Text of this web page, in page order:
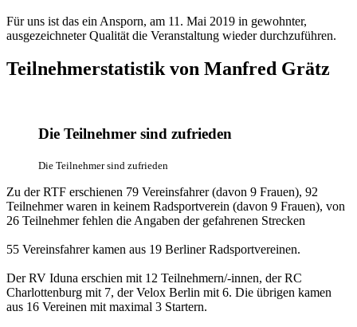
Für uns ist das ein Ansporn, am 11. Mai 2019 in gewohnter,
ausgezeichneter Qualität die Veranstaltung wieder durchzuführen.
Teilnehmerstatistik von Manfred Grätz
Die Teilnehmer sind zufrieden
Die Teilnehmer sind zufrieden
Zu der RTF erschienen 79 Vereinsfahrer (davon 9 Frauen), 92
Teilnehmer waren in keinem Radsportverein (davon 9 Frauen), von
26 Teilnehmer fehlen die Angaben der gefahrenen Strecken
55 Vereinsfahrer kamen aus 19 Berliner Radsportvereinen.
Der RV Iduna erschien mit 12 Teilnehmern/-innen, der RC
Charlottenburg mit 7, der Velox Berlin mit 6. Die übrigen kamen
aus 16 Vereinen mit maximal 3 Startern.